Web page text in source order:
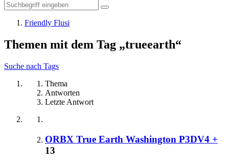
Friendly Flusi
Themen mit dem Tag „trueearth“
Suche nach Tags
Thema
Antworten
Letzte Antwort
ORBX True Earth Washington P3DV4 +
13